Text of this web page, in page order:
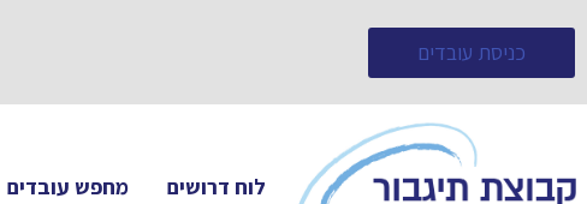
כניסת עובדים
לוח דרושים מחפש עובדים